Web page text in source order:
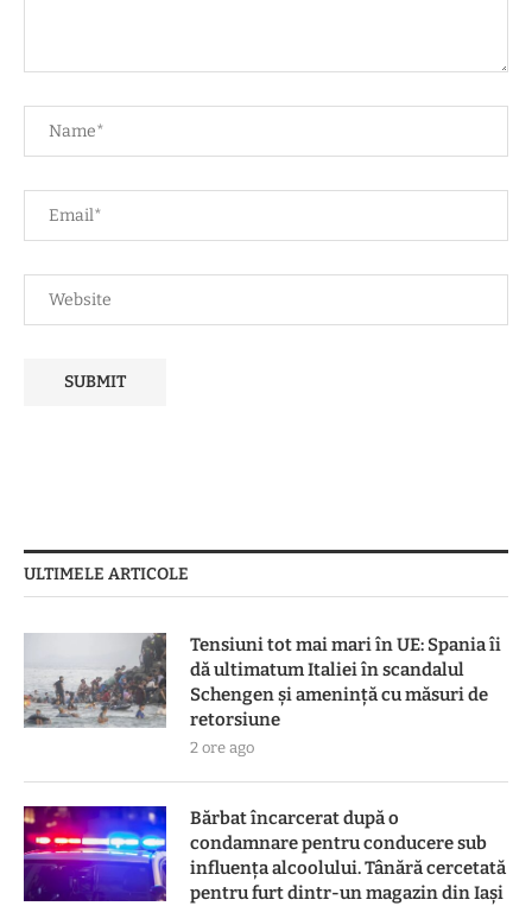
ULTIMELE ARTICOLE
Tensiuni tot mai mari în UE: Spania îi
dă ultimatum Italiei în scandalul
Schengen și amenință cu măsuri de
retorsiune
2 ore ago
Bărbat încarcerat după o
condamnare pentru conducere sub
influența alcoolului. Tânără cercetată
pentru furt dintr-un magazin din Iași